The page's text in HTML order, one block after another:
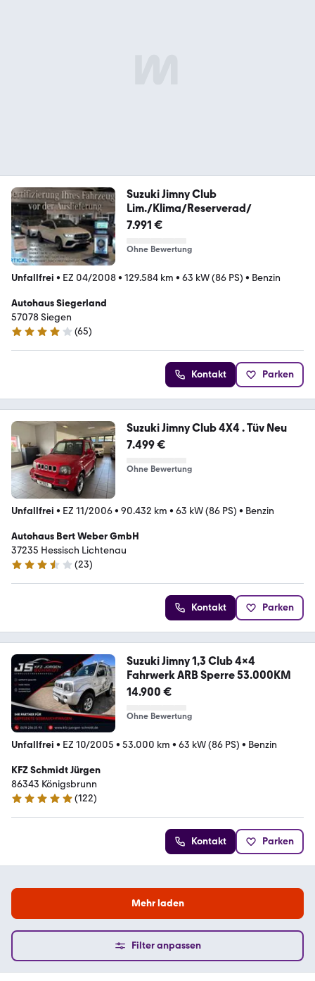
Suzuki Jimny Club
Lim./Klima/Reserverad/
7.991 €
Ohne Bewertung
Unfallfrei • EZ 04/2008• 129.584 km • 63 kW (86 PS) • Benzin
Autohaus Siegerland
57078 Siegen
4.1 Sterne
(65)
Kontakt Parken
Suzuki Jimny Club 4X4 . Tüv Neu
7.499 €
Ohne Bewertung
Unfallfrei • EZ 11/2006• 90.432 km • 63 kW (86 PS) • Benzin
Autohaus Bert Weber GmbH
37235 Hessisch Lichtenau
3.7 Sterne
(23)
Kontakt Parken
Suzuki Jimny 1,3 Club 4x4
Fahrwerk ARB Sperre 53.000KM
14.900 €
Ohne Bewertung
Unfallfrei • EZ 10/2005 • 53.000 km • 63 kW (86 PS) • Benzin
KFZ Schmidt Jürgen
86343 Königsbrunn
4.8 Sterne
(122)
Kontakt Parken
Mehr laden
Filter anpassen